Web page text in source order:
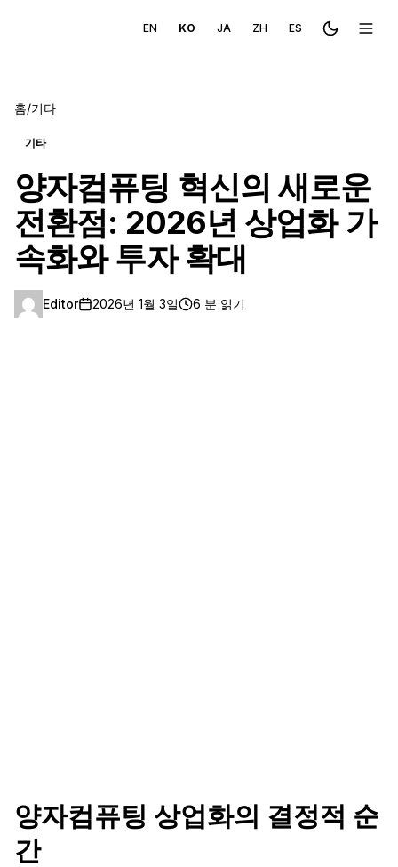
EN KO JA ZH ES Toggle메뉴
홈/기타
기타
양자컴퓨팅 혁신의 새로운
전환점: 2026년 상업화 가
속화와 투자 확대
Editor 2026년 1월 3일 6 분 읽기
양자컴퓨팅 상업화의 결정적 순
간